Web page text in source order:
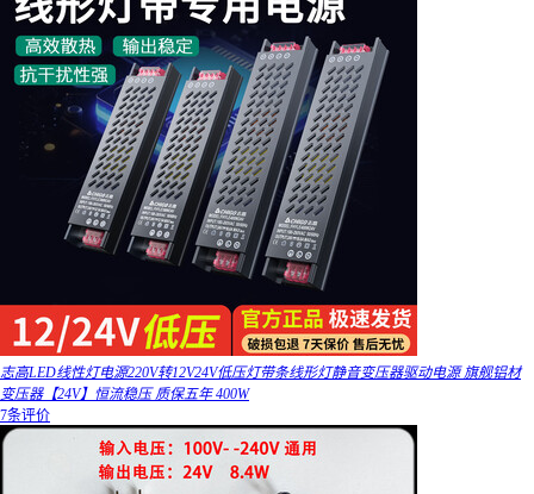
志高LED线性灯电源220V转12V24V低压灯带条线形灯静音变压器驱动电源 旗舰铝材
变压器【24V】恒流稳压 质保五年 400W
7条评价